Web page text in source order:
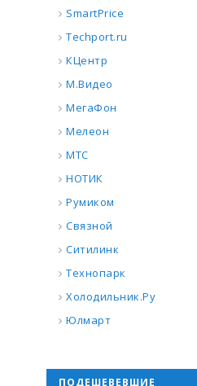
SmartPrice
Techport.ru
КЦентр
М.Видео
МегаФон
Мелеон
МТС
НОТИК
Румиком
Связной
Ситилинк
Технопарк
Холодильник.Ру
Юлмарт
ПОДЕШЕВЕВШИЕ